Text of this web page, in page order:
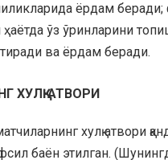
ёрдам беради;
ҳаётда ўз ўринларини
ва ёрдам беради.
ХУЛҚ-АТВОРИ
хулқ атвори
баён этилган.